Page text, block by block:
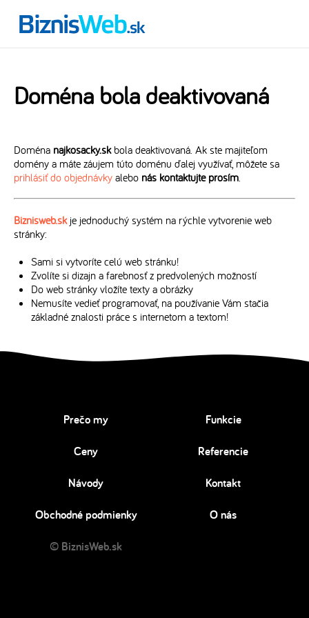
Doména bola deaktivovaná
Doména najkosacky.skbola deaktivovaná. Ak ste majiteľom
domény a máte záujem túto doménu ďalej využívať, môžete sa
prihlásiť do objednávky alebo nás kontaktujte prosím.
Biznisweb.skje jednoduchý systém na rýchle vytvorenie web
stránky:
Sami si vytvoríte celú web stránku!
Zvolíte si dizajn a farebnosť z predvolených možností
Do web stránky vložíte texty a obrázky
Nemusíte vedieť programovať, na používanie Vám stačia
základné znalosti práce s internetom a textom!
Prečo my Funkcie
Ceny Referencie
Návody Kontakt
Obchodné podmienky O nás
© BiznisWeb.sk